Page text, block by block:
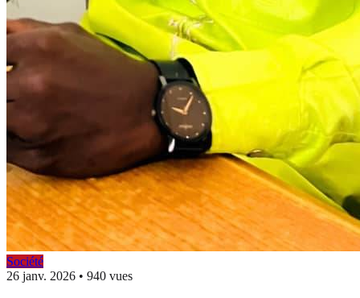
Société
26 janv. 2026 • 940 vues